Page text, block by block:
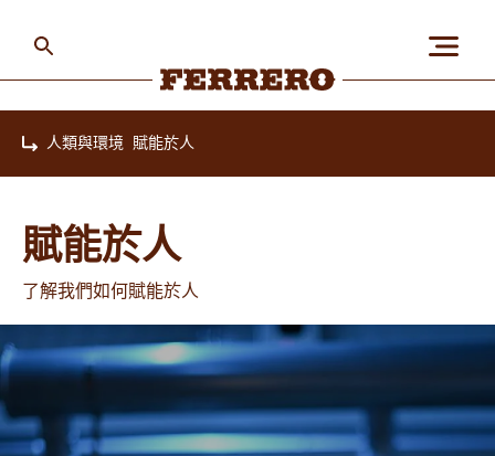
關於我們
人類與環境
我們的品牌
main
content
人類與環境 賦能於人
賦能於人
了解我們如何賦能於人